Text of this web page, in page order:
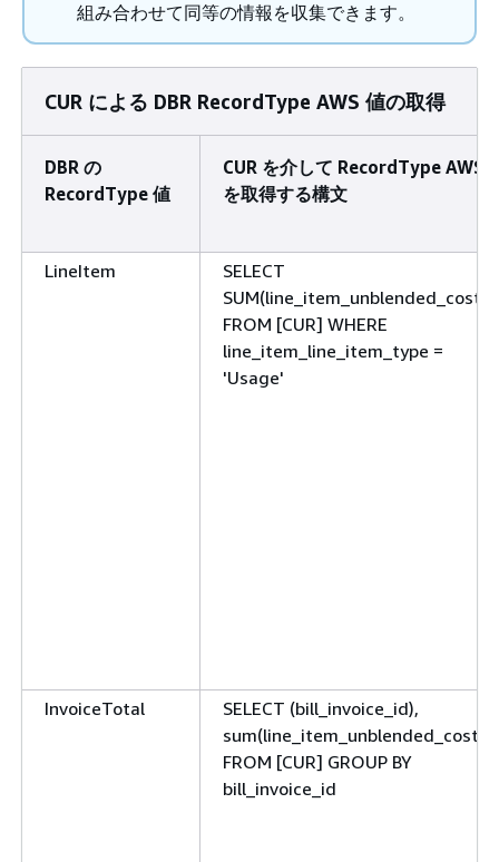
組み合わせて同等の情報を収集できます。
CUR による DBR RecordType AWS 値の取得
DBR の
RecordType 値
CUR を介して RecordType AWS
を取得する構文
LineItem
SELECT
SUM(line_item_unblended_cost)
FROM [CUR] WHERE
line_item_line_item_type =
'Usage'
InvoiceTotal
SELECT (bill_invoice_id),
sum(line_item_unblended_cost)
FROM [CUR] GROUP BY
bill_invoice_id